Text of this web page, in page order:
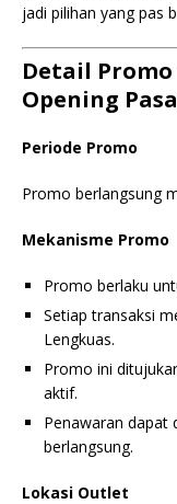
jadi pilihan yang pas
Detail Promo
Opening
Periode Promo
Promo berlangsung
Mekanisme Promo
Promo berlaku
Setiap transaksi
Lengkuas.
Promo ini
aktif.
Penawaran dapat
berlangsung.
Lokasi Outlet